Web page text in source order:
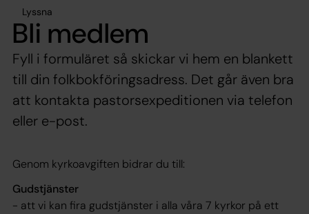
Lyssna
Bli medlem
Fyll i formuläret så skickar vi hem en blankett
till din folkbokföringsadress. Det går även bra
att kontakta pastorsexpeditionen via telefon
eller e-post.
Genom kyrkoavgiften bidrar du till:
Gudstjänster
- att vi kan fira gudstjänster i alla våra 7 kyrkor på ett